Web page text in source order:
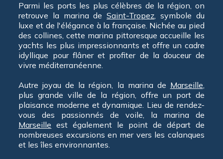
Parmi les ports les plus célèbres de la région, on
retrouve la marina deSaint-Tropez, symbole du
luxe et de l'élégance à la française. Nichée au pied
des collines, cette marina pittoresque accueille les
yachts les plus impressionnants et offre un cadre
idyllique pour flâner et profiter de la douceur de
vivre méditerranéenne.
Autre joyau de la région, la marina de Marseille,
plus grande ville de la région, offre un port de
plaisance moderne et dynamique. Lieu de rendez-
vous des passionnés de voile, la marina de
Marseille est également le point de départ de
nombreuses excursions en mer vers les calanques
et les îles environnantes.